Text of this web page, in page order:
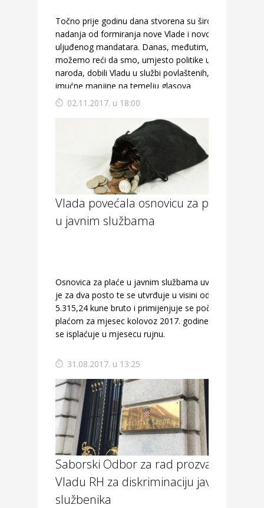
Točno prije godinu dana stvorena su široka
nadanja od formiranja nove Vlade i novog
uljuđenog mandatara. Danas, međutim,
možemo reći da smo, umjesto politike u službi
naroda, dobili Vladu u službi povlaštenih, Vladu
imućne manjine na temelju glasova
osiromašene većine.
02.11.2017. u 18:00
Vlada povećala osnovicu za plaće
u javnim službama
Osnovica za plaće u javnim službama uvećana
je za dva posto te se utvrđuje u visini od
5.315,24 kune bruto i primijenjuje se počevši s
plaćom za mjesec kolovoz 2017. godine, koja
se isplaćuje u mjesecu rujnu.
31.08.2017. u 13:25
Saborski Odbor za rad prozvao
Vladu RH za diskriminaciju javnih
službenika